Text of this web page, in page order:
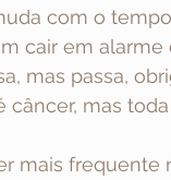
com o
cair em alarme
mas passa,
câncer, mas
mais frequente